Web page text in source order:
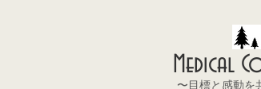
Medical
〜目標と感動を